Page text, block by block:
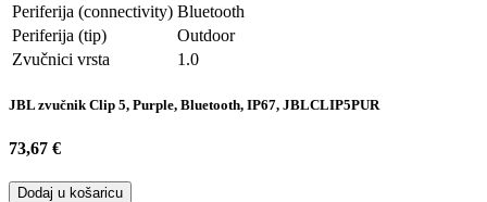
Periferija (connectivity) Bluetooth
Periferija (tip)
Outdoor
Zvučnici vrsta
1.0
JBL zvučnik Clip 5, Purple, Bluetooth, IP67, JBLCLIP5PUR
73,67 €
Dodaj u košaricu